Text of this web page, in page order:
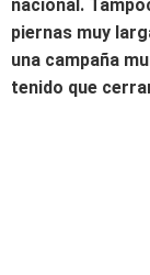
nacional.
piernas muy
una campaña
tenido que